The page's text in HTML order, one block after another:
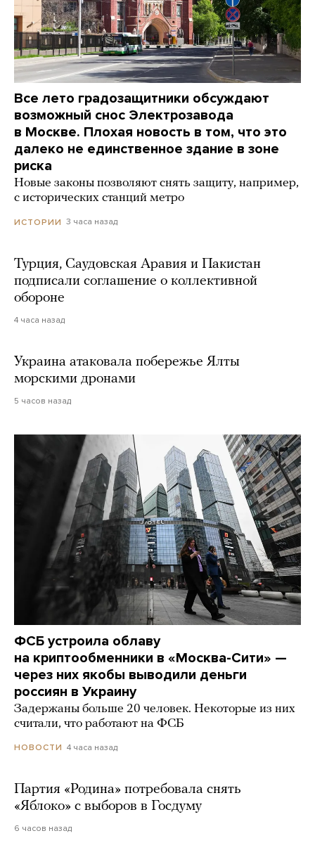
Все лето градозащитники обсуждают
возможный снос Электрозавода
в Москве. Плохая новость в том, что это
далеко не единственное здание в зоне
риска
Новые законы позволяют снять защиту, например,
с исторических станций метро
ИСТОРИИ 3 часа назад
Турция, Саудовская Аравия и Пакистан
подписали соглашение о коллективной
обороне
4 часа назад
Украина атаковала побережье Ялты
морскими дронами
5 часов назад
ФСБ устроила облаву
на криптообменники в «Москва-Сити» —
через них якобы выводили деньги
россиян в Украину
Задержаны больше 20 человек. Некоторые из них
считали, что работают на ФСБ
НОВОСТИ 4 часа назад
Партия «Родина» потребовала снять
«Яблоко» с выборов в Госдуму
6 часов назад